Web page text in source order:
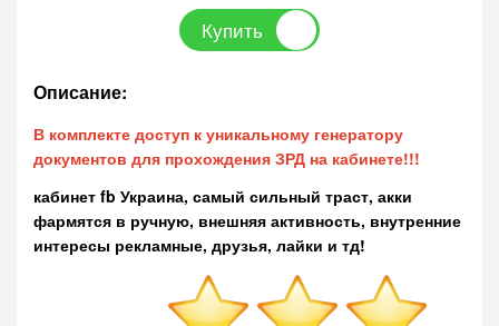
Купить
Описание:
В комплекте доступ к уникальному генератору
документов для прохождения ЗРД на кабинете!!!
кабинет fb Украина, самый сильный траст, акки
фармятся в ручную, внешняя активность, внутренние
интересы рекламные, друзья, лайки и тд!